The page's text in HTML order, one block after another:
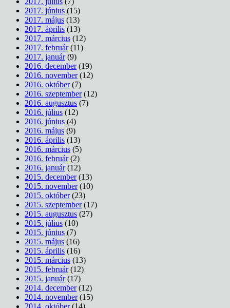
2017. június (15)
2017. május (13)
2017. április (13)
2017. március (12)
2017. február(11)
2017. január(9)
2016. december(19)
2016. november(12)
2016. október(7)
2016. szeptember(12)
2016. augusztus (7)
2016. július (12)
2016. június (4)
2016. május (9)
2016. április (13)
2016. március (5)
2016. február(2)
2016. január(12)
2015. december(13)
2015. november(10)
2015. október(23)
2015. szeptember(17)
2015. augusztus (27)
2015. július (10)
2015. június (7)
2015. május (16)
2015. április (16)
2015. március (13)
2015. február(12)
2015. január(17)
2014. december(12)
2014. november(15)